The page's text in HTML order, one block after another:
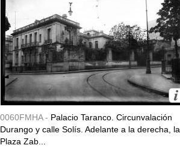
0060FMHA - Palacio Taranco. Circunvalación
Durango y calle Solís. Adelante a la derecha, la
Plaza Zab...